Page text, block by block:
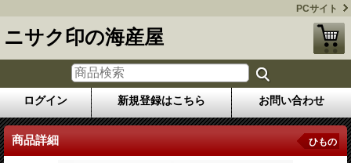
PCサイト
ニサク印の海産屋
ログイン 新規登録はこちら お問い合わせ
商品詳細 ひもの